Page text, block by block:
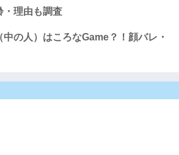
・理由も調査
の人）はころなGame？！顔バレ・